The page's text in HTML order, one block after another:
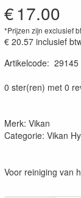
€17.00
*Prijzen zijn exclusief
€ 20.57 inclusief
Artikelcode: 29145
0 ster(ren) met 0
Merk: Vikan
Categorie: Vikan
Voor reiniging van